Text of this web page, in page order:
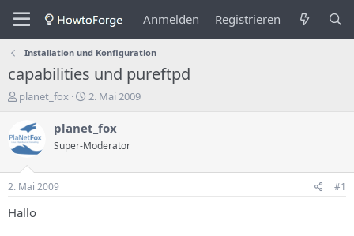
Anmelden Registrieren
Installation und Konfiguration
capabilities und pureftpd
E
t
e
l
e
r
planet_fox
E
s
e
2. Mai 2009
planet_fox
Super-Moderator
2. Mai 2009 #1
Hallo